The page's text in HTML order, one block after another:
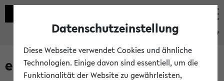
eKVV
eKVV News
Datenschutzeinstellung
Diese Webseite verwendet Cookies und ähnliche
Technologien. Einige davon sind essentiell, um die
Funktionalität der Website zu gewährleisten,